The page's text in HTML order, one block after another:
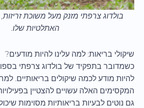
בולדוג צרפתי מזנק מעל משוכת
האתלטיות שלו.
שיקולי בריאות: למה עלינו להיות מודעים?
כשמדובר בתפקיד של בולדוג צרפתי
להיות מודע לכמה שיקולים בריאותיים.
המקסימים האלה עשויים להצטיין
גם נוטים לבעיות בריאותיות מסוימות